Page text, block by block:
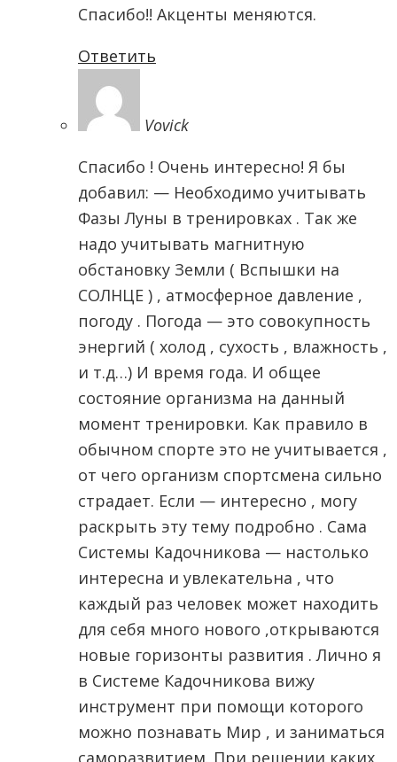
Спасибо!! Акценты меняются.
Ответить
Vovick
Спасибо ! Очень интересно! Я бы
добавил: — Необходимо учитывать
Фазы Луны в тренировках . Так же
надо учитывать магнитную
обстановку Земли ( Вспышки на
СОЛНЦЕ ) , атмосферное давление ,
погоду . Погода — это совокупность
энергий ( холод , сухость , влажность ,
и т.д…) И время года. И общее
состояние организма на данный
момент тренировки. Как правило в
обычном спорте это не учитывается ,
от чего организм спортсмена сильно
страдает. Если — интересно , могу
раскрыть эту тему подробно . Сама
Системы Кадочникова — настолько
интересна и увлекательна , что
каждый раз человек может находить
для себя много нового ,открываются
новые горизонты развития . Лично я
в Системе Кадочникова вижу
инструмент при помощи которого
можно познавать Мир , и заниматься
саморазвитием. При решении каких